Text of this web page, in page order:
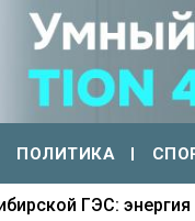
ПОЛИТИКА
ГЭС: